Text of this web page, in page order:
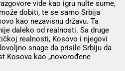
vide kao igru nulte sume,
dobiti, te se samo Srbija
kao nezavisnu državu. Ta
daleko od realnosti. Sa druge
realnosti, Kosovo i njegovi
snage da prisile Srbiju da
Kosova kao „novorođene